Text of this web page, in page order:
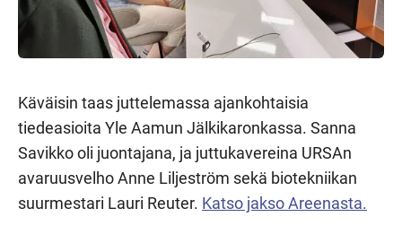
Käväisin taas juttelemassa ajankohtaisia
tiedeasioita Yle Aamun Jälkikaronkassa. Sanna
Savikko oli juontajana, ja juttukavereina URSAn
avaruusvelho Anne Liljeström sekä biotekniikan
suurmestari Lauri Reuter. Katso jakso Areenasta.